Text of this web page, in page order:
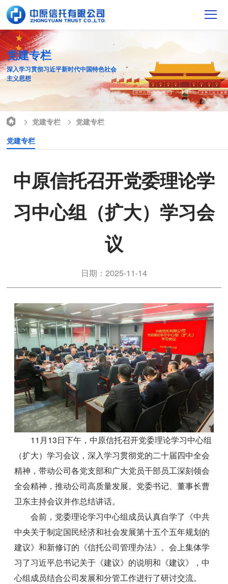
党建专栏
深入学习贯彻习近平新时代中国特色社会
主义思想
党建专栏
党建专栏
党建专栏
中原信托召开党委理论学
习中心组（扩大）学习会
议
日期：2025-11-14
11月13日下午，中原信托召开党委理论学习中心组
（扩大）学习会议，深入学习贯彻党的二十届四中全会
精神，带动公司各党支部和广大党员干部员工深刻领会
全会精神，推动公司高质量发展。党委书记、董事长曹
卫东主持会议并作总结讲话。
会前，党委理论学习中心组成员认真自学了《中共
中央关于制定国民经济和社会发展第十五个五年规划的
建议》和新修订的《信托公司管理办法》。会上集体学
习了习近平总书记关于《建议》的说明和《建议》，中
心组成员结合公司发展和分管工作进行了研讨交流。